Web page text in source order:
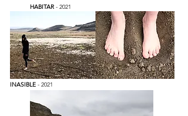
HABITAR - 2021
INASIBLE - 2021